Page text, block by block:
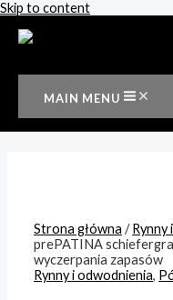
Skip to content
MAIN MENU
Strona główna /Rynny
prePATINA
wyczerpania zapasów
Rynny i odwodnienia,